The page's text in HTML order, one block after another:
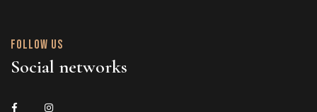
Follow us
Social networks